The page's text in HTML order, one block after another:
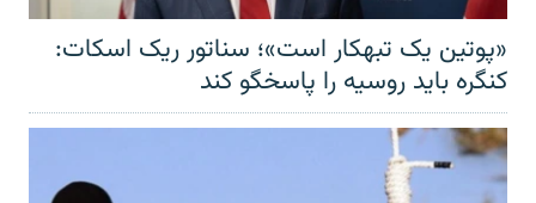
«پوتین یک تبهکار است»؛ سناتور ریک اسکات:
کنگره باید روسیه را پاسخگو کند